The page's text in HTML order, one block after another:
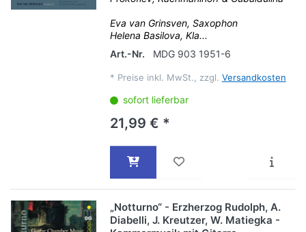
Eva van Grinsven, Saxophon
Helena Basilova, Kla...
Art.-Nr.
MDG 903 1951-6
* Preise inkl. MwSt., zzgl. Versandkosten
sofort lieferbar
21,99 € *
„Notturno“ - Erzherzog Rudolph, A.
Diabelli, J. Kreutzer, W. Matiegka -